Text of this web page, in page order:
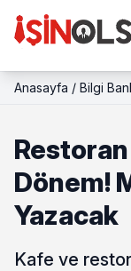
Anasayfa / Bilgi
Dönem!
Yazacak
Kafe ve